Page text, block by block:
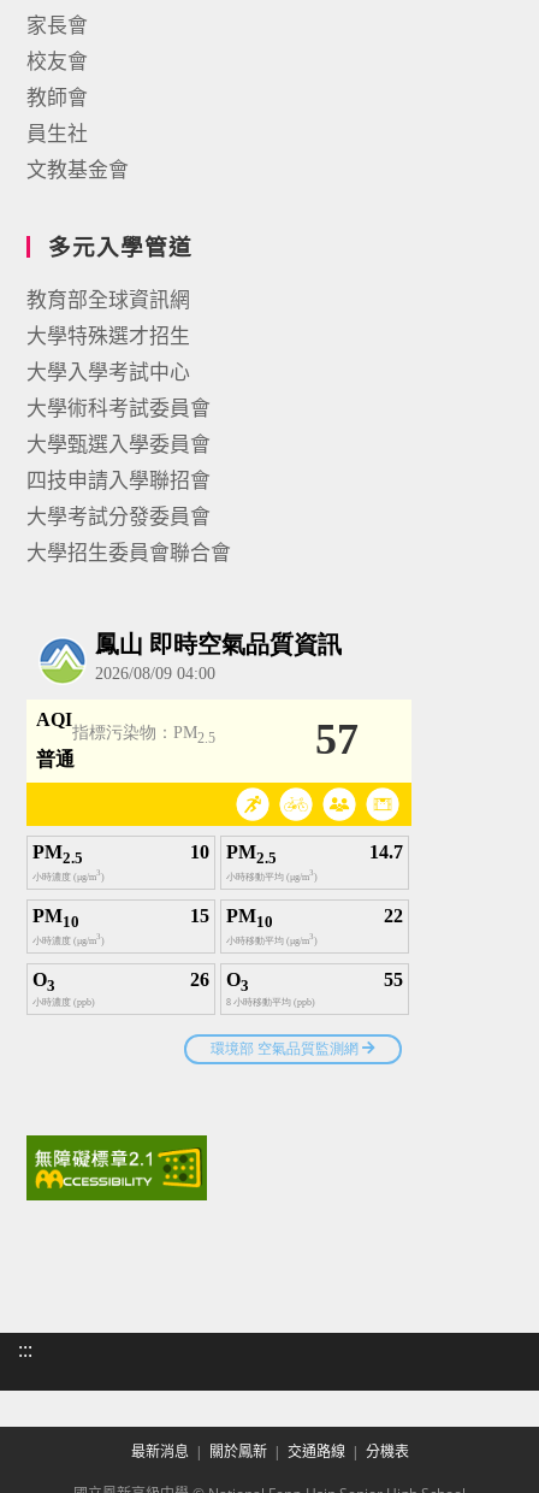
家長會
校友會
教師會
員生社
文教基金會
多元入學管道
教育部全球資訊網
大學特殊選才招生
大學入學考試中心
大學術科考試委員會
大學甄選入學委員會
四技申請入學聯招會
大學考試分發委員會
大學招生委員會聯合會
:::
最新消息 關於鳳新 交通路線 分機表